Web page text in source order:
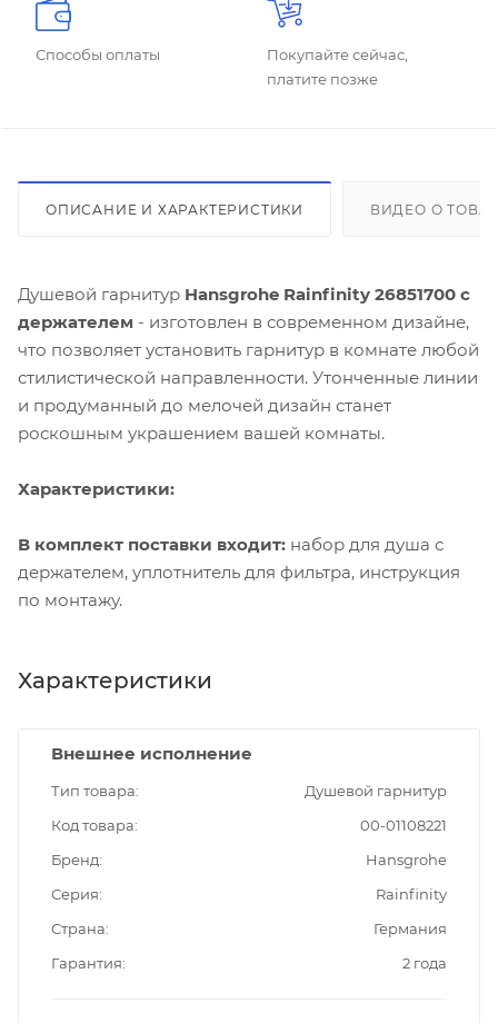
Способы оплаты
Покупайте сейчас,
платите позже
ОПИСАНИЕ И ХАРАКТЕРИСТИКИ ВИДЕО О
Душевой гарнитур Hansgrohe Rainfinity 26851700 с
держателем - изготовлен в современном дизайне,
что позволяет установить гарнитур в комнате любой
стилистической направленности. Утонченные линии
и продуманный до мелочей дизайн станет
роскошным украшением вашей комнаты.
Характеристики:
В комплект поставки входит: набор для душа с
держателем, уплотнитель для фильтра, инструкция
по монтажу.
Характеристики
Внешнее исполнение
Тип товара
Душевой гарнитур
Код товара
00-01108221
Бренд
Hansgrohe
Серия
Rainfinity
Страна
Германия
Гарантия
2 года